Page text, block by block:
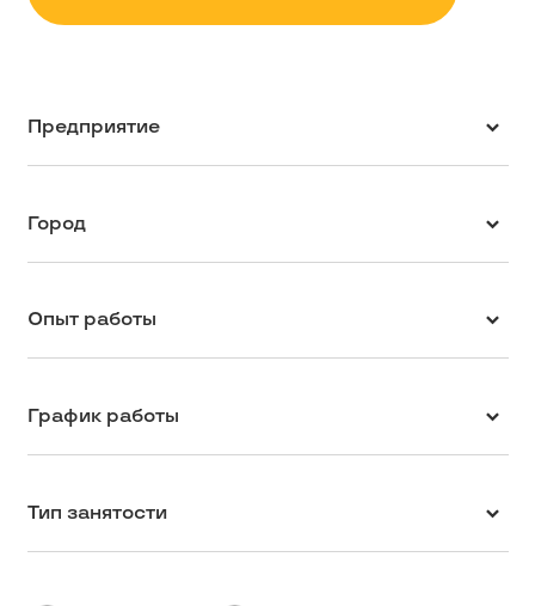
Контакты
Предприятие
Город
Опыт работы
График работы
Тип занятости